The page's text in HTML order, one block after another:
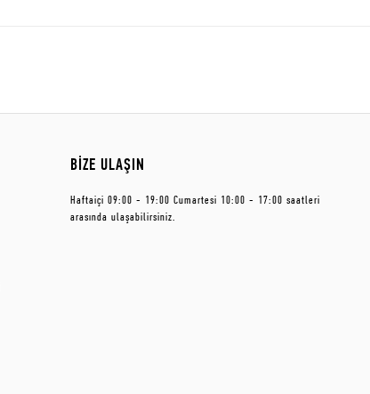
BİZE ULAŞIN
Haftaiçi 09:00 - 19:00 Cumartesi 10:00 - 17:00 saatleri
arasında ulaşabilirsiniz.